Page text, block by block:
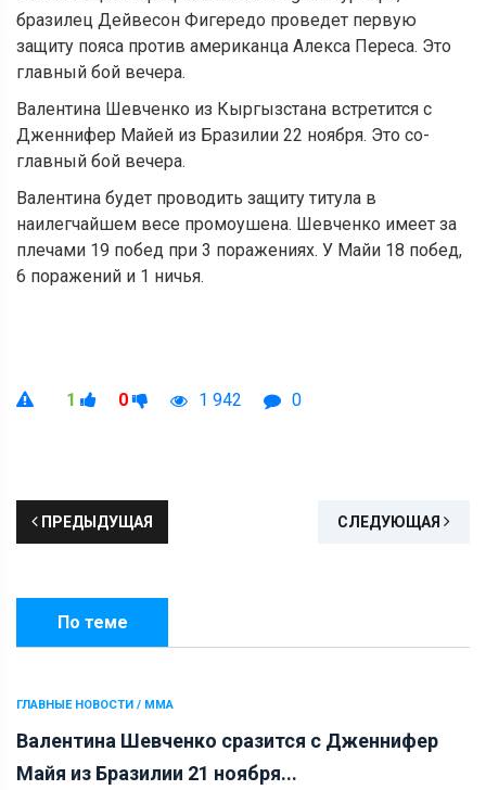
бразилец Дейвесон Фигередо проведет первую
защиту пояса против американца Алекса Переса. Это
главный бой вечера.
Валентина Шевченко из Кыргызстана встретится с
Дженнифер Майей из Бразилии 22 ноября. Это со-
главный бой вечера.
Валентина будет проводить защиту титула в
наилегчайшем весе промоушена. Шевченко имеет за
плечами 19 побед при 3 поражениях. У Майи 18 побед,
6 поражений и 1 ничья.
1 0 1 942 0
ПРЕДЫДУЩАЯ СЛЕДУЮЩАЯ
По теме
ГЛАВНЫЕ НОВОСТИ / ММА
Валентина Шевченко сразится с Дженнифер
Майя из Бразилии 21 ноября...